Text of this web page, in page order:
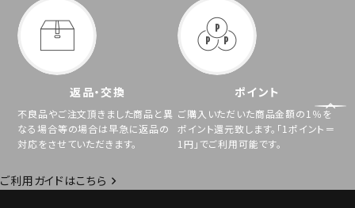
返品・交換
不良品やご注文頂きました商品と異
なる場合等の場合は早急に返品の
対応をさせていただきます。
ポイント
ご購入いただいた商品金額の1％を
ポイント還元致します。「1ポイント＝
1円」でご利用可能です。
ご利用ガイドはこちら